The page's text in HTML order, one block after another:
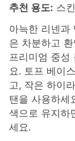
추천 용도: 스
아늑한 리넨과
은 차분하고
프리미엄 중성
요. 토프 베이
고, 작은 하이
탠을 사용하세
색으로 유지하
세요.